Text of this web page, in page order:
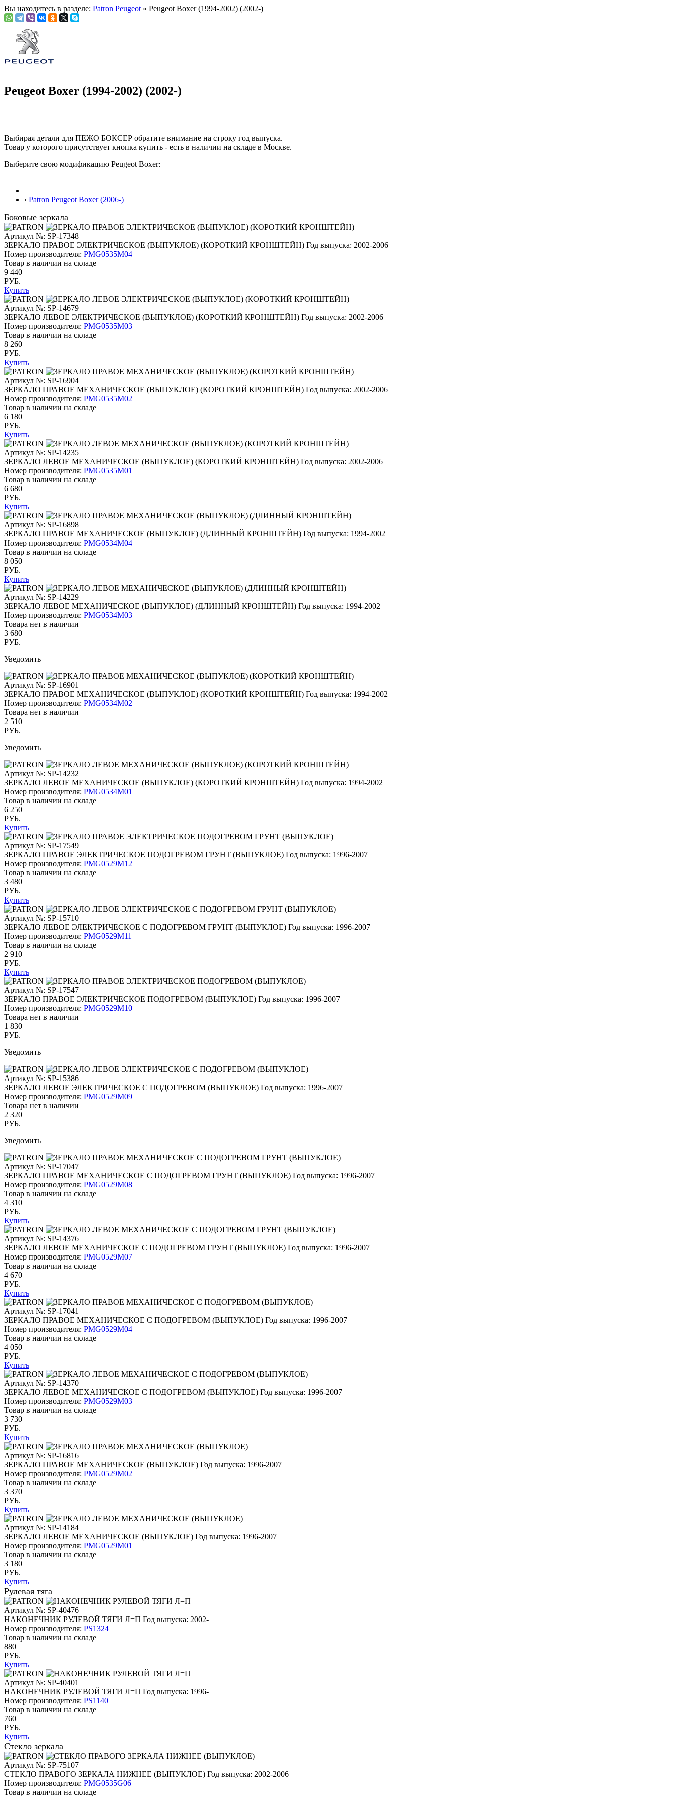
Вы находитесь в разделе: Patron Peugeot » Peugeot Boxer (1994-2002) (2002-)
Peugeot Boxer (1994-2002) (2002-)
Выбирая детали для ПЕЖО БОКСЕР обратите внимание на строку год выпуска.
Товар у которого присутствует кнопка купить - есть в наличии на складе в Москве.
Выберите свою модификацию Peugeot Boxer:
› Patron Peugeot Boxer (2006-)
Боковые зеркала
Артикул №: SP-17348
ЗЕРКАЛО ПРАВОЕ ЭЛЕКТРИЧЕСКОЕ (ВЫПУКЛОЕ) (КОРОТКИЙ КРОНШТЕЙН) Год выпуска: 2002-2006
Номер производителя: PMG0535M04
Товар в наличии на складе
9 440
РУБ.
Купить
Артикул №: SP-14679
ЗЕРКАЛО ЛЕВОЕ ЭЛЕКТРИЧЕСКОЕ (ВЫПУКЛОЕ) (КОРОТКИЙ КРОНШТЕЙН) Год выпуска: 2002-2006
Номер производителя: PMG0535M03
Товар в наличии на складе
8 260
РУБ.
Купить
Артикул №: SP-16904
ЗЕРКАЛО ПРАВОЕ МЕХАНИЧЕСКОЕ (ВЫПУКЛОЕ) (КОРОТКИЙ КРОНШТЕЙН) Год выпуска: 2002-2006
Номер производителя: PMG0535M02
Товар в наличии на складе
6 180
РУБ.
Купить
Артикул №: SP-14235
ЗЕРКАЛО ЛЕВОЕ МЕХАНИЧЕСКОЕ (ВЫПУКЛОЕ) (КОРОТКИЙ КРОНШТЕЙН) Год выпуска: 2002-2006
Номер производителя: PMG0535M01
Товар в наличии на складе
6 680
РУБ.
Купить
Артикул №: SP-16898
ЗЕРКАЛО ПРАВОЕ МЕХАНИЧЕСКОЕ (ВЫПУКЛОЕ) (ДЛИННЫЙ КРОНШТЕЙН) Год выпуска: 1994-2002
Номер производителя: PMG0534M04
Товар в наличии на складе
8 050
РУБ.
Купить
Артикул №: SP-14229
ЗЕРКАЛО ЛЕВОЕ МЕХАНИЧЕСКОЕ (ВЫПУКЛОЕ) (ДЛИННЫЙ КРОНШТЕЙН) Год выпуска: 1994-2002
Номер производителя: PMG0534M03
Товара нет в наличии
3 680
РУБ.
Уведомить
Артикул №: SP-16901
ЗЕРКАЛО ПРАВОЕ МЕХАНИЧЕСКОЕ (ВЫПУКЛОЕ) (КОРОТКИЙ КРОНШТЕЙН) Год выпуска: 1994-2002
Номер производителя: PMG0534M02
Товара нет в наличии
2 510
РУБ.
Уведомить
Артикул №: SP-14232
ЗЕРКАЛО ЛЕВОЕ МЕХАНИЧЕСКОЕ (ВЫПУКЛОЕ) (КОРОТКИЙ КРОНШТЕЙН) Год выпуска: 1994-2002
Номер производителя: PMG0534M01
Товар в наличии на складе
6 250
РУБ.
Купить
Артикул №: SP-17549
ЗЕРКАЛО ПРАВОЕ ЭЛЕКТРИЧЕСКОЕ ПОДОГРЕВОМ ГРУНТ (ВЫПУКЛОЕ) Год выпуска: 1996-2007
Номер производителя: PMG0529M12
Товар в наличии на складе
3 480
РУБ.
Купить
Артикул №: SP-15710
ЗЕРКАЛО ЛЕВОЕ ЭЛЕКТРИЧЕСКОЕ С ПОДОГРЕВОМ ГРУНТ (ВЫПУКЛОЕ) Год выпуска: 1996-2007
Номер производителя: PMG0529M11
Товар в наличии на складе
2 910
РУБ.
Купить
Артикул №: SP-17547
ЗЕРКАЛО ПРАВОЕ ЭЛЕКТРИЧЕСКОЕ ПОДОГРЕВОМ (ВЫПУКЛОЕ) Год выпуска: 1996-2007
Номер производителя: PMG0529M10
Товара нет в наличии
1 830
РУБ.
Уведомить
Артикул №: SP-15386
ЗЕРКАЛО ЛЕВОЕ ЭЛЕКТРИЧЕСКОЕ С ПОДОГРЕВОМ (ВЫПУКЛОЕ) Год выпуска: 1996-2007
Номер производителя: PMG0529M09
Товара нет в наличии
2 320
РУБ.
Уведомить
Артикул №: SP-17047
ЗЕРКАЛО ПРАВОЕ МЕХАНИЧЕСКОЕ С ПОДОГРЕВОМ ГРУНТ (ВЫПУКЛОЕ) Год выпуска: 1996-2007
Номер производителя: PMG0529M08
Товар в наличии на складе
4 310
РУБ.
Купить
Артикул №: SP-14376
ЗЕРКАЛО ЛЕВОЕ МЕХАНИЧЕСКОЕ С ПОДОГРЕВОМ ГРУНТ (ВЫПУКЛОЕ) Год выпуска: 1996-2007
Номер производителя: PMG0529M07
Товар в наличии на складе
4 670
РУБ.
Купить
Артикул №: SP-17041
ЗЕРКАЛО ПРАВОЕ МЕХАНИЧЕСКОЕ С ПОДОГРЕВОМ (ВЫПУКЛОЕ) Год выпуска: 1996-2007
Номер производителя: PMG0529M04
Товар в наличии на складе
4 050
РУБ.
Купить
Артикул №: SP-14370
ЗЕРКАЛО ЛЕВОЕ МЕХАНИЧЕСКОЕ С ПОДОГРЕВОМ (ВЫПУКЛОЕ) Год выпуска: 1996-2007
Номер производителя: PMG0529M03
Товар в наличии на складе
3 730
РУБ.
Купить
Артикул №: SP-16816
ЗЕРКАЛО ПРАВОЕ МЕХАНИЧЕСКОЕ (ВЫПУКЛОЕ) Год выпуска: 1996-2007
Номер производителя: PMG0529M02
Товар в наличии на складе
3 370
РУБ.
Купить
Артикул №: SP-14184
ЗЕРКАЛО ЛЕВОЕ МЕХАНИЧЕСКОЕ (ВЫПУКЛОЕ) Год выпуска: 1996-2007
Номер производителя: PMG0529M01
Товар в наличии на складе
3 180
РУБ.
Купить
Рулевая тяга
Артикул №: SP-40476
НАКОНЕЧНИК РУЛЕВОЙ ТЯГИ Л=П Год выпуска: 2002-
Номер производителя: PS1324
Товар в наличии на складе
880
РУБ.
Купить
Артикул №: SP-40401
НАКОНЕЧНИК РУЛЕВОЙ ТЯГИ Л=П Год выпуска: 1996-
Номер производителя: PS1140
Товар в наличии на складе
760
РУБ.
Купить
Стекло зеркала
Артикул №: SP-75107
СТЕКЛО ПРАВОГО ЗЕРКАЛА НИЖНЕЕ (ВЫПУКЛОЕ) Год выпуска: 2002-2006
Номер производителя: PMG0535G06
Товар в наличии на складе